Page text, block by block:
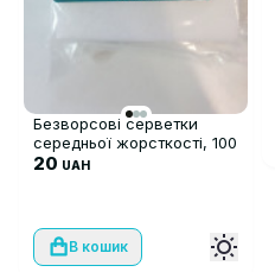
Безворсові серветки
середньої жорсткості, 100
шт
20 UAH
В кошик